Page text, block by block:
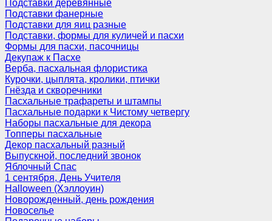
Подставки деревянные
Подставки фанерные
Подставки для яиц разные
Подставки, формы для куличей и пасхи
Формы для пасхи, пасочницы
Декупаж к Пасхе
Верба, пасхальная флористика
Курочки, цыплята, кролики, птички
Гнёзда и скворечники
Пасхальные трафареты и штампы
Пасхальные подарки к Чистому четвергу
Наборы пасхальные для декора
Топперы пасхальные
Декор пасхальный разный
Выпускной, последний звонок
Яблочный Спас
1 сентября, День Учителя
Halloween (Хэллоуин)
Новорожденный, день рождения
Новоселье